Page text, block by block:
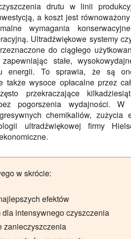
drutu w linii
a koszt jest
wymagania
Ultradźwiękowe systemy
do ciągłego
stałe,
energii. To sprawia, że są
także wysoce opłacalne przez
przekraczające
pogorszenia wydajności. W
chemikaliów, zużycia
ultradźwiękowej firmy
w skrócie:
efektów
intensywnego czyszczenia
zanieczyszczenia